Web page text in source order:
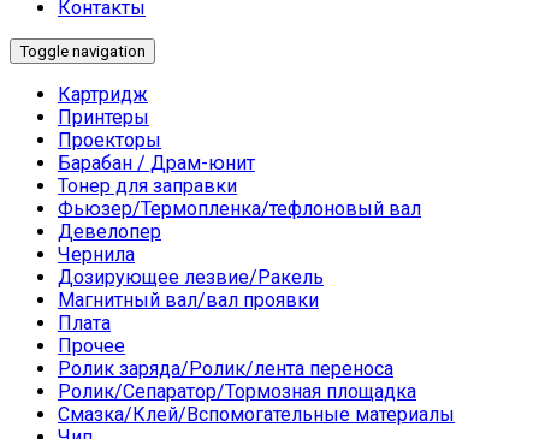
Контакты
Toggle navigation
Картридж
Принтеры
Проекторы
Барабан / Драм-юнит
Тонер для заправки
Фьюзер/Термопленка/тефлоновый вал
Девелопер
Чернила
Дозирующее лезвие/Ракель
Магнитный вал/вал проявки
Плата
Прочее
Ролик заряда/Ролик/лента переноса
Ролик/Сепаратор/Тормозная площадка
Смазка/Клей/Вспомогательные материалы